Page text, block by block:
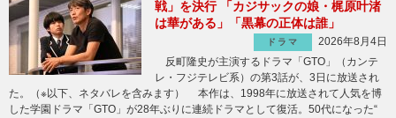
戦」を決行 「カジサックの娘・梶原叶渚
は華がある」「黒幕の正体は誰」
ドラマ
2026年8月4日
反町隆史が主演するドラマ「GTO」（カンテ
レ・フジテレビ系）の第3話が、3日に放送され
た。（※以下、ネタバレを含みます） 本作は、1998年に放送されて人気を博
した学園ドラマ「GTO」が28年ぶりに連続ドラマとして復活。50代になった“